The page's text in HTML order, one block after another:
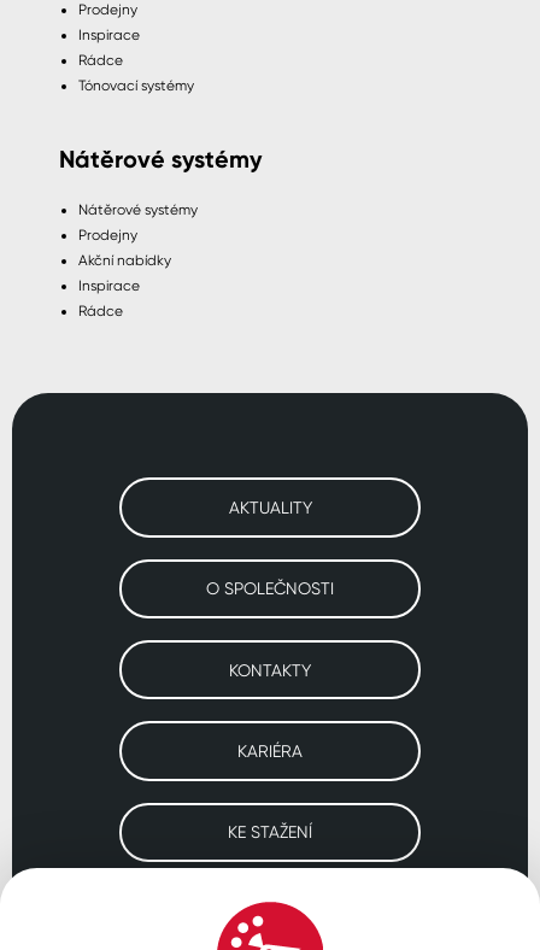
Prodejny
Inspirace
Rádce
Tónovací systémy
Nátěrové systémy
Nátěrové systémy
Prodejny
Akční nabídky
Inspirace
Rádce
AKTUALITY
O SPOLEČNOSTI
KONTAKTY
KARIÉRA
KE STAŽENÍ
Navštivte naše pobočky